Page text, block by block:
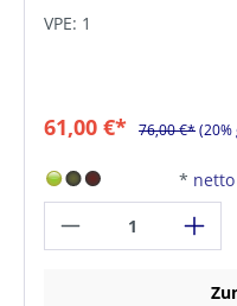
VPE: 1
61,00 €* 76,00 €*(20%
*